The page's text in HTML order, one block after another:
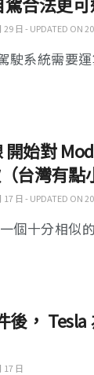
日 - UPDATED ON
駛系統需要
開始對
台灣有點
日 - UPDATED ON
個十分相似
， Tesla
17 日